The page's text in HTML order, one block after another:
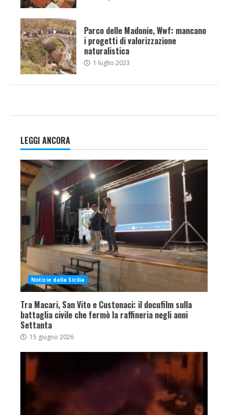
Parco delle Madonie, Wwf: mancano
i progetti di valorizzazione
naturalistica
1 luglio 2023
LEGGI ANCORA
Notizie dalla Sicilia
Tra Macari, San Vito e Custonaci: il docufilm sulla
battaglia civile che fermò la raffineria negli anni
Settanta
15 giugno 2026